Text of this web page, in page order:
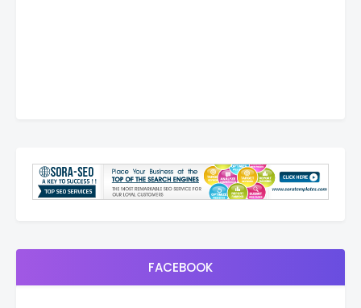
FACEBOOK